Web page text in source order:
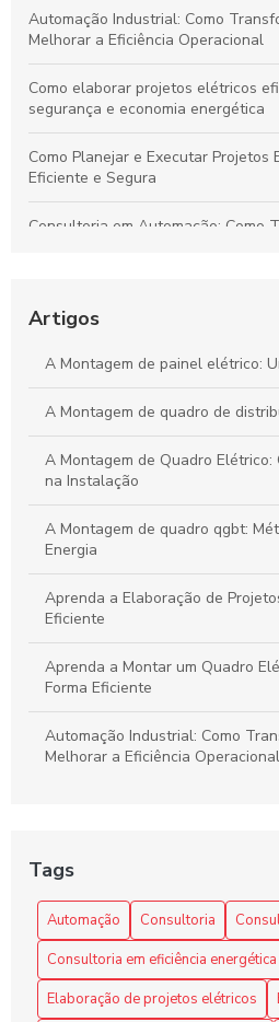
Automação Industrial: Como
Melhorar a Eficiência Operacional
Como elaborar projetos elétricos
segurança e economia energética
Como Planejar e Executar Projetos
Eficiente e Segura
Consultoria em Automação: Como
na Sua Indústria
Transforme Seu Negócio e
Consultoria em Automação
Guia Definitivo para Criar Projetos
Alta Eficiência
Artigos
A Montagem de painel elétrico:
A Montagem de quadro de
A Montagem de Quadro Elétrico:
na Instalação
A Montagem de quadro qgbt:
Energia
Aprenda a Elaboração de
Eficiente
Aprenda a Montar um Quadro
Forma Eficiente
Automação Industrial: Como
Melhorar a Eficiência Operacional
Benefícios da automação
Como a Consultoria de
Negócio
Como a Programação de
Tags
Automação Consultoria
Consultoria em eficiência energética
Elaboração de projetos elétricos